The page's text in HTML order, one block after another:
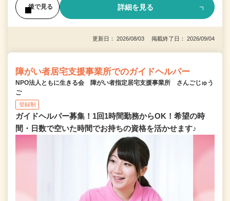
後で見る 詳細を見る
更新日： 2026/08/03 掲載終了日： 2026/09/04
障がい者居宅支援事業所でのガイドヘルパー
NPO法人ともに生きる会 障がい者指定居宅支援事業所 さんごじゅう
ご
登録制
ガイドヘルパー募集！1回1時間勤務からOK！希望の時
間・日数で空いた時間でお持ちの資格を活かせます♪